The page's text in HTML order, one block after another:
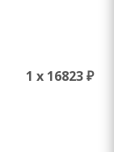
1 x 16823 ₽